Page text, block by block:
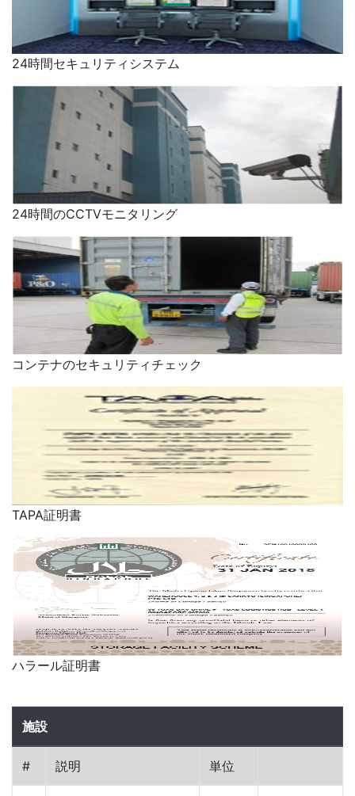
24時間セキュリティシステム
24時間のCCTVモニタリング
コンテナのセキュリティチェック
TAPA証明書
ハラール証明書
施設
# 説明 単位